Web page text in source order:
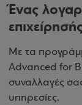
Ένας
Με τα
Advanced for
συναλλαγές
υπηρεσίες.